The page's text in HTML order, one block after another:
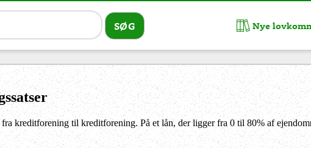
kreditforening til kreditforening. På et lån, der ligger fra 0 til 80% af
Nye